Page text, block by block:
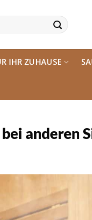
IHR ZUHAUSE
anderen